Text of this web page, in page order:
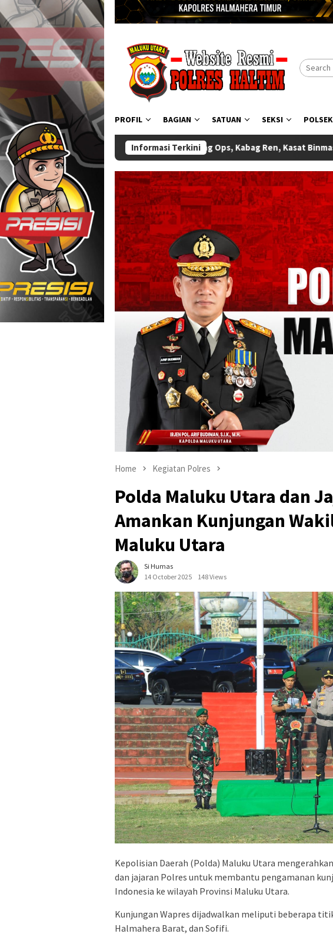
PROFIL BAGIAN SATUAN SEKSI POLSEK
Informasi Terkini
kabag Ops, Kabag Ren, Kasat Binmas dan Kasat Resnarkoba Serta
Home Kegiatan Polres
Polda Maluku Utara dan
Amankan Kunjungan
Maluku Utara
Si Humas
14 October 2025
148 Views
Kepolisian Daerah (Polda) Maluku Utara
dan jajaran Polres untuk membantu pengamanan
Indonesia ke wilayah Provinsi Maluku Utara.
Kunjungan Wapres dijadwalkan meliputi beberapa
Halmahera Barat, dan Sofifi.